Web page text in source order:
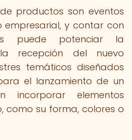
productos son eventos
empresarial, y contar con
puede potenciar la
recepción del nuevo
temáticos diseñados
el lanzamiento de un
incorporar elementos
como su forma, colores o